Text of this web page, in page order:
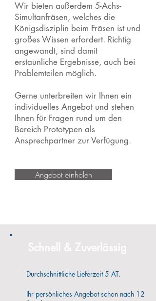
Wir bieten außerdem 5-Achs-
Simultanfräsen, welches die
Königsdisziplin beim Fräsen ist und
großes Wissen erfordert. Richtig
angewandt, sind damit
erstaunliche Ergebnisse, auch bei
Problemteilen möglich.
Gerne unterbreiten wir Ihnen ein
individuelles Angebot und stehen
Ihnen für Fragen rund um den
Bereich Prototypen als
Ansprechpartner zur Verfügung.
Angebot einholen
Schnell & Zuverlässig
Durchschnittliche Lieferzeit 5 AT.
Ihr persönliches Angebot schon nach 12